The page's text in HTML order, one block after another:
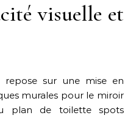
visuelle et
repose sur une mise en
murales pour le miroir
plan de toilette spots